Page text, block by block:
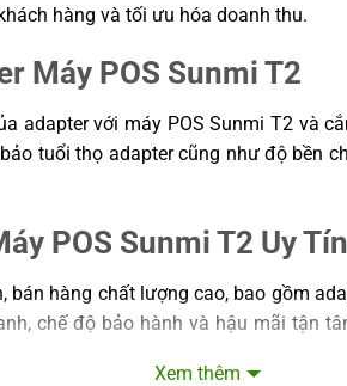
hàng và tối ưu hóa doanh thu.
Máy POS Sunmi T2
adapter với máy POS Sunmi T2 và
tuổi thọ adapter cũng như độ bền
POS Sunmi T2 Uy Tín
hàng chất lượng cao, bao gồm
chế độ bảo hành và hậu mãi tận
Xem thêm